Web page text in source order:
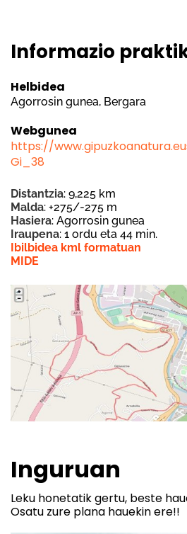
Informazio
Helbidea
Agorrosin gunea, Bergara
Webgunea
https://
Gi_38
Distantzia: 9,225 km
Malda: +275/-275 m
Hasiera: Agorrosin gunea
Iraupena: 1 ordu eta 44 min.
Ibilbidea kml formatuan
MIDE
Inguruan
Leku honetatik gertu, beste
Osatu zure plana hauekin ere!!